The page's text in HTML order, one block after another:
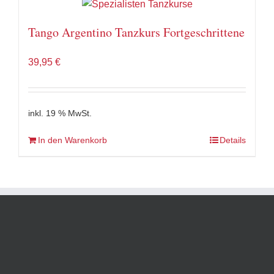
Tango Argentino Tanzkurs Fortgeschrittene
39,95 €
inkl. 19 % MwSt.
In den Warenkorb Details